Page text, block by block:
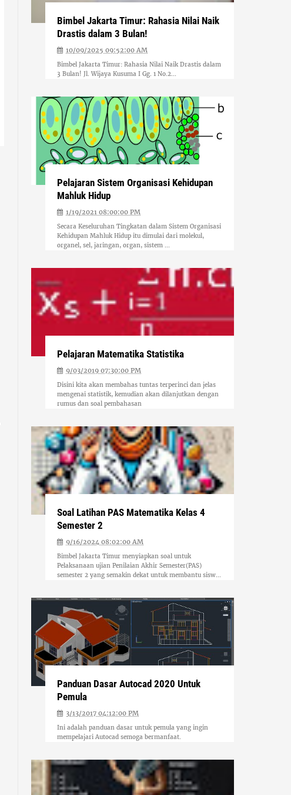
Bimbel Jakarta Timur: Rahasia Nilai Naik
Drastis dalam 3 Bulan!
10/09/2025 09:52:00 AM
Bimbel Jakarta Timur: Rahasia Nilai Naik Drastis dalam
3 Bulan! Jl. Wijaya Kusuma I Gg. 1 No.2...
Pelajaran Sistem Organisasi Kehidupan
Mahluk Hidup
1/19/2021 08:00:00 PM
Secara Keseluruhan Tingkatan dalam Sistem Organisasi
Kehidupan Mahluk Hidup itu dimulai dari molekul,
organel, sel, jaringan, organ, sistem ...
Pelajaran Matematika Statistika
9/03/2019 07:30:00 PM
Disini kita akan membahas tuntas terperinci dan jelas
mengenai statistik, kemudian akan dilanjutkan dengan
rumus dan soal pembahasan
Soal Latihan PAS Matematika Kelas 4
Semester 2
9/16/2024 08:02:00 AM
Bimbel Jakarta Timur menyiapkan soal untuk
Pelaksanaan ujian Penilaian Akhir Semester(PAS)
semester 2 yang semakin dekat untuk membantu sisw...
Panduan Dasar Autocad 2020 Untuk
Pemula
3/13/2017 04:12:00 PM
Ini adalah panduan dasar untuk pemula yang ingin
mempelajari Autocad semoga bermanfaat.